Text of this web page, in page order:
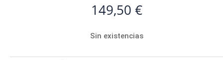
149,50 €
Sin existencias